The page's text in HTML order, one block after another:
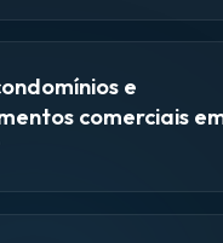
e
comerciais